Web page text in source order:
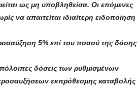
ως μη υποβληθείσα. Οι επόμενες
να απαιτείται ιδιαίτερη ειδοποίηση
5% επί του ποσού της δόσης
δόσεις των ρυθμισμένων
εκπρόθεσμης καταβολής